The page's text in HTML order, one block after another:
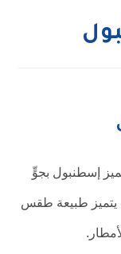
إسطنبول بجوٍّ
يتميز طبيعة طقس